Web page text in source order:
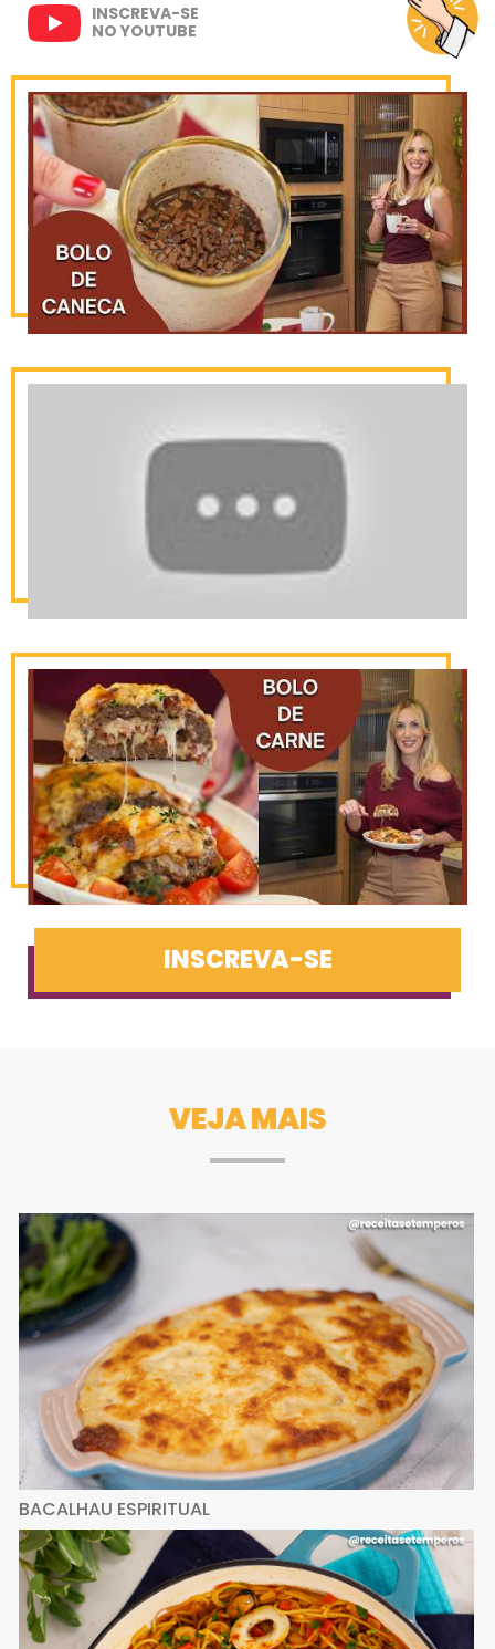
INSCREVA-SE
NO YOUTUBE
INSCREVA-SE
VEJA MAIS
BACALHAU ESPIRITUAL